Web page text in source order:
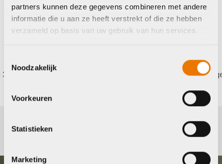
partners kunnen deze gegevens combineren met andere
informatie die u aan ze heeft verstrekt of die ze hebben
verzameld op basis van uw gebruik van hun services.
Noodzakelijk
Voorkeuren
Statistieken
Marketing
betalen,0%rente Eigen werkplaats met